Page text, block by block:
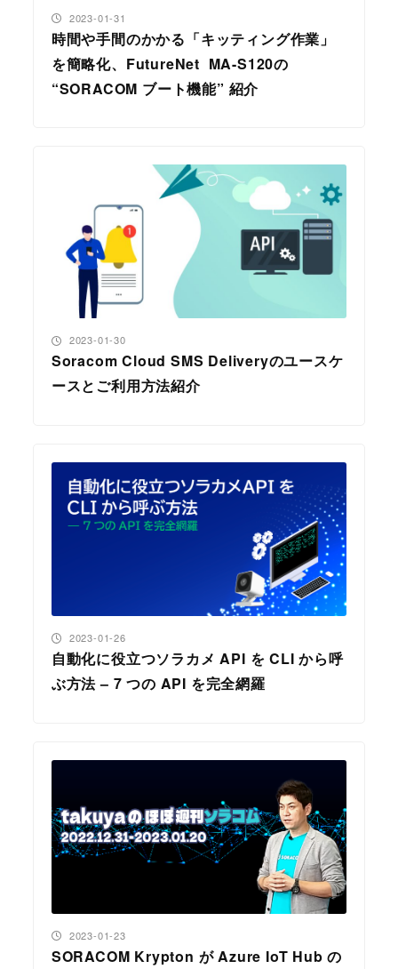
時間や手間のかかる「キッティング作業」
を簡略化、FutureNet MA-S120の
“SORACOM ブート機能” 紹介
投稿日
2023-01-31
Soracom Cloud SMS Deliveryのユースケ
ースとご利用方法紹介
投稿日
2023-01-30
自動化に役立つソラカメ API を CLI から呼
ぶ方法 – 7 つの API を完全網羅
投稿日
2023-01-26
SORACOM Krypton が Azure IoT Hub の
投稿日
2023-01-23